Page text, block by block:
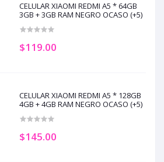
CELULAR XIAOMI REDMI A5 * 64GB
3GB + 3GB RAM NEGRO OCASO (+5)
$119.00
CELULAR XIAOMI REDMI A5 * 128GB
4GB + 4GB RAM NEGRO OCASO (+5)
$145.00